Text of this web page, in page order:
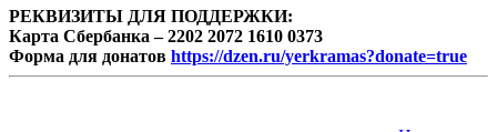
РЕКВИЗИТЫ ДЛЯ ПОДДЕРЖКИ:
Карта Сбербанка – 2202 2072 1610 0373
Форма для донатов https://dzen.ru/yerkramas?donate=true